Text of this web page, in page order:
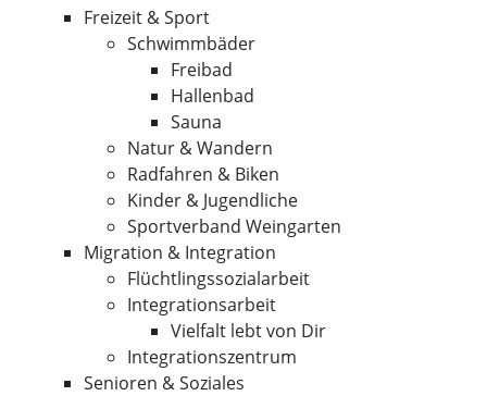
Freizeit & Sport
Schwimmbäder
Freibad
Hallenbad
Sauna
Natur & Wandern
Radfahren & Biken
Kinder & Jugendliche
Sportverband Weingarten
Migration & Integration
Flüchtlingssozialarbeit
Integrationsarbeit
Vielfalt lebt von Dir
Integrationszentrum
Senioren & Soziales